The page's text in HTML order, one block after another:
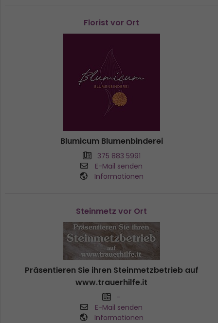
Florist vor Ort
Blumicum Blumenbinderei
375 883 5991
E-Mail senden
Informationen
Steinmetz vor Ort
Präsentieren Sie ihren Steinmetzbetrieb auf
www.trauerhilfe.it
-
E-Mail senden
Informationen